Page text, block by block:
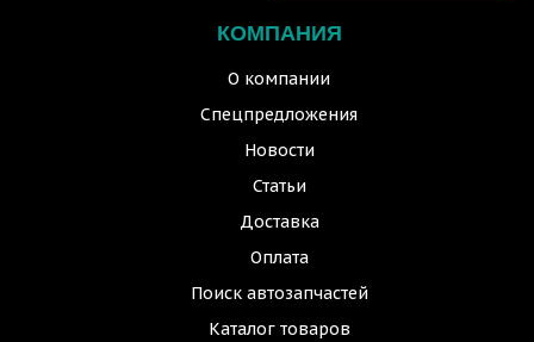
КОМПАНИЯ
О компании
Спецпредложения
Новости
Статьи
Доставка
Оплата
Поиск автозапчастей
Каталог товаров